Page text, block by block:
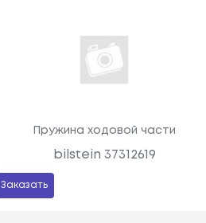
Пружина ходовой части
bilstein 37312619
Заказать